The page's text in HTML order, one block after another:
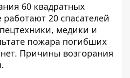
60 квадратных
20 спасателей
медики и
пожара погибших
Причины возгорания